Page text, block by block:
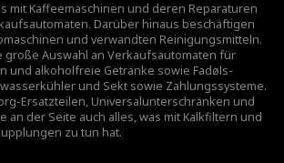
mit Kaffeemaschinen und deren Reparaturen
Darüber hinaus beschäftigen
und verwandten Reinigungsmitteln.
große Auswahl an Verkaufsautomaten für
und alkoholfreie Getränke sowie Fadøls-
und Sekt sowie Zahlungssysteme.
Ersatzteilen, Universalunterschränken und
an der Seite auch alles, was mit Kalkfiltern und
zu tun hat.